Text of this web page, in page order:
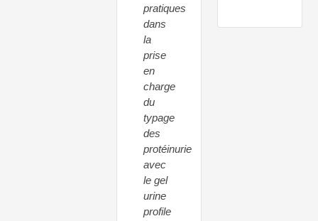
pratiques
dans
la
prise
en
charge
du
typage
des
protéinurie
avec
le gel
urine
profile